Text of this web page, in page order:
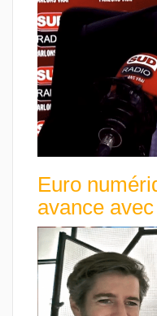
Euro
avance